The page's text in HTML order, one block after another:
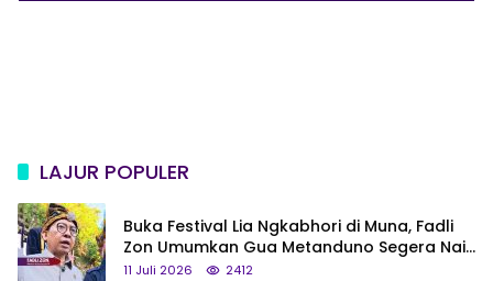
LAJUR POPULER
Buka Festival Lia Ngkabhori di Muna, Fadli
Zon Umumkan Gua Metanduno Segera Naik
Status Jadi Cagar Budaya Nasional
11 Juli 2026 2412